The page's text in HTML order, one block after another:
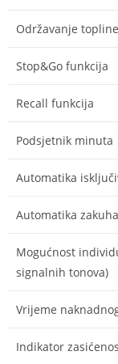
Održavanje topline
Stop&Go funkcija
Recall funkcija
Podsjetnik minuta
Automatika
Automatika
Mogućnost
signalnih tonova)
Vrijeme
Indikator